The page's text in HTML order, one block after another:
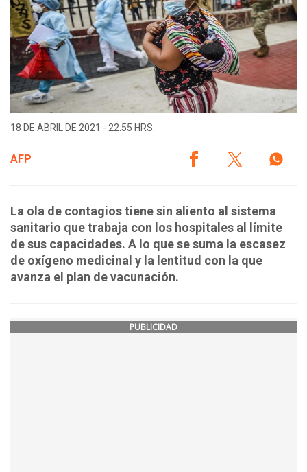
18 DE ABRIL DE 2021 - 22:55 HRS.
AFP
La ola de contagios tiene sin aliento al sistema
sanitario que trabaja con los hospitales al límite
de sus capacidades. A lo que se suma la escasez
de oxígeno medicinal y la lentitud con la que
avanza el plan de vacunación.
PUBLICIDAD